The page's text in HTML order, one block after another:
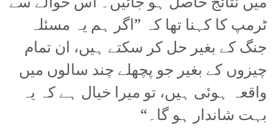
ٹرمپ کا کہنا تھا کہ ”اگر ہم یہ مسئلہ
جنگ کے بغیر حل کر سکتے ہیں، ان تمام
چیزوں کے بغیر جو پچھلے چند سالوں میں
واقعہ ہوئی ہیں، تو میرا خیال ہے کہ یہ
بہت شاندار ہو گا۔“